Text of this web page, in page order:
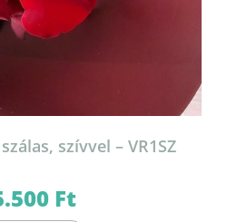
szívvel – VR1SZ
Ft